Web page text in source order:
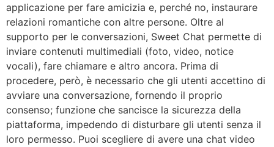
applicazione per fare amicizia e, perché no, instaurare
relazioni romantiche con altre persone. Oltre al
supporto per le conversazioni, Sweet Chat permette di
inviare contenuti multimediali (foto, video, notice
vocali), fare chiamare e altro ancora. Prima di
procedere, però, è necessario che gli utenti accettino di
avviare una conversazione, fornendo il proprio
consenso; funzione che sancisce la sicurezza della
piattaforma, impedendo di disturbare gli utenti senza il
loro permesso. Puoi scegliere di avere una chat video